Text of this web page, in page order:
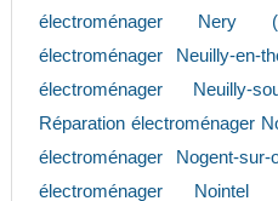
électroménager Nery
électroménager Neuilly-en-
électroménager Neuilly-
Réparation électroménager
électroménager Nogent-sur-
électroménager Nointel